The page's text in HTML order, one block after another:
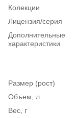
Колекции
Лицензия/серия
Дополнительные
характеристики
Размер (рост)
Объем, л
Вес, г